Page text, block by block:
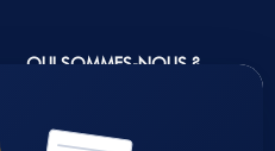
QUI SOMMES-NOUS ?
Notre équipe